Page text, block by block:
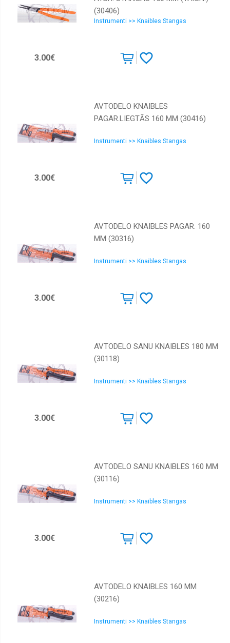
(30406)
Instrumenti >> Knaibles Stangas
3.00€
AVTODELO KNAIBLES
PAGAR.LIEGTĀS 160 MM (30416)
Instrumenti >> Knaibles Stangas
3.00€
AVTODELO KNAIBLES PAGAR. 160
MM (30316)
Instrumenti >> Knaibles Stangas
3.00€
AVTODELO SANU KNAIBLES 180 MM
(30118)
Instrumenti >> Knaibles Stangas
3.00€
AVTODELO SANU KNAIBLES 160 MM
(30116)
Instrumenti >> Knaibles Stangas
3.00€
AVTODELO KNAIBLES 160 MM
(30216)
Instrumenti >> Knaibles Stangas